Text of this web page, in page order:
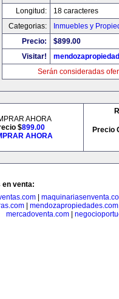
Longitud:
18 caracteres
Categorias:
Inmuebles y
Precio:
$899.00
Visitar!
Serán consideradas
AHORA
$899.00
AHORA
Precio
en venta:
| mendozapropiedades.com
mercadoventa.com